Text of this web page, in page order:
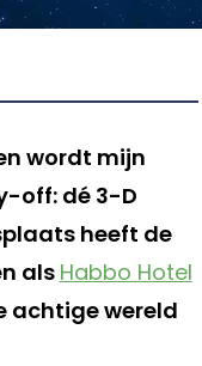
wordt mijn
off: dé 3-D
heeft de
als Habbo Hotel
achtige wereld